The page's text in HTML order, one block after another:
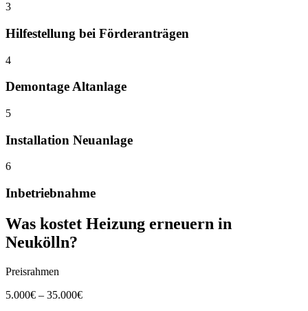
3
Hilfestellung bei Förderanträgen
4
Demontage Altanlage
5
Installation Neuanlage
6
Inbetriebnahme
Was kostet Heizung erneuern in
Neukölln?
Preisrahmen
5.000€ – 35.000€